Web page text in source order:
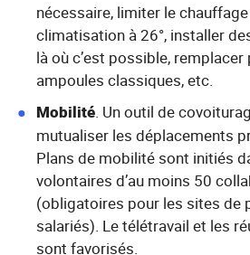
nécessaire, limiter le
climatisation à 26°, installer
là où c’est possible, remplacer
ampoules classiques, etc.
Mobilité. Un outil de
mutualiser les déplacements
Plans de mobilité sont initiés
volontaires d’au moins 50
(obligatoires pour les sites de
salariés). Le télétravail et les
sont favorisés.